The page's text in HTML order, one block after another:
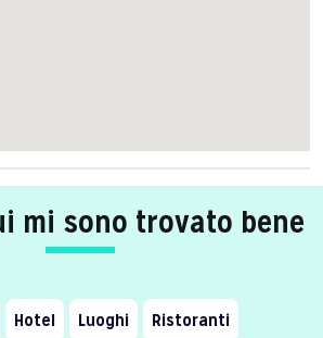
mi sono trovato bene
Hotel Luoghi
Ristoranti